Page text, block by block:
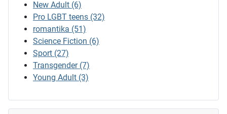
New Adult (6)
Pro LGBT teens (32)
romantika (51)
Science Fiction (6)
Sport (27)
Transgender (7)
Young Adult (3)